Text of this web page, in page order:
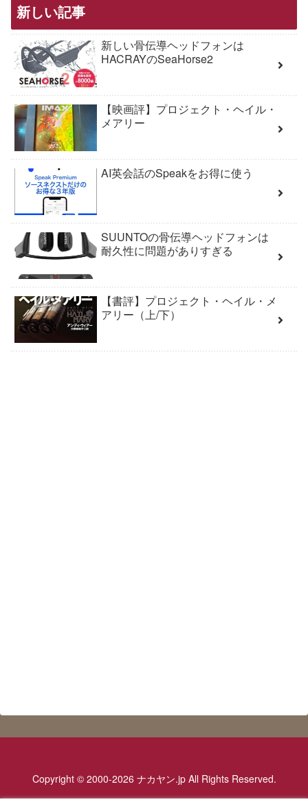
新しい記事
新しい骨伝導ヘッドフォンは
HACRAYのSeaHorse2
【映画評】プロジェクト・ヘイル・
メアリー
AI英会話のSpeakをお得に使う
SUUNTOの骨伝導ヘッドフォンは
耐久性に問題がありすぎる
【書評】プロジェクト・ヘイル・メ
アリー（上/下）
Copyright © 2000-2026 ナカヤン.jp All Rights Reserved.